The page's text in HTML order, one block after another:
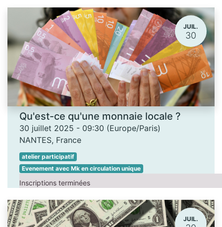
JUIL.
30
Qu'est-ce qu'une monnaie locale ?
30 juillet 2025 - 09:30 (Europe/Paris)
NANTES, France
atelier participatif
Evenement avec Mk en circulation unique
Inscriptions terminées
JUIL.